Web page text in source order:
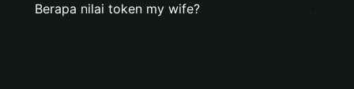
Berapa nilai token my wife?